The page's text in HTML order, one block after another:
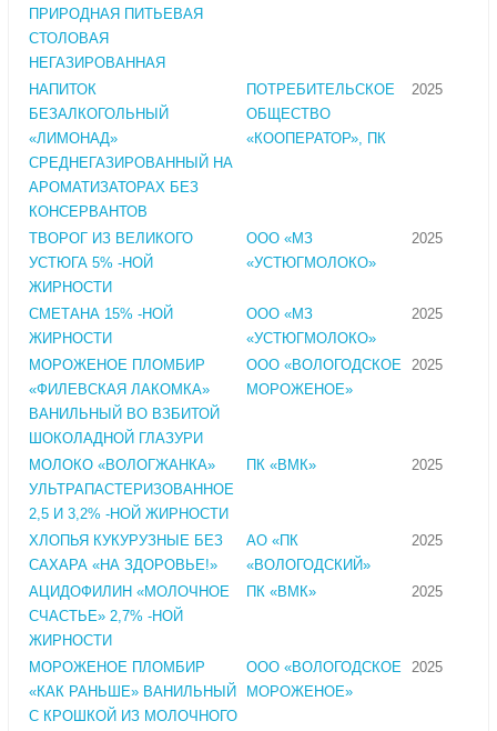
ПРИРОДНАЯ ПИТЬЕВАЯ
СТОЛОВАЯ
НЕГАЗИРОВАННАЯ
НАПИТОК
БЕЗАЛКОГОЛЬНЫЙ
«ЛИМОНАД»
СРЕДНЕГАЗИРОВАННЫЙ НА
АРОМАТИЗАТОРАХ БЕЗ
КОНСЕРВАНТОВ
ПОТРЕБИТЕЛЬСКОЕ
ОБЩЕСТВО
«КООПЕРАТОР», ПК
2025
ТВОРОГ ИЗ ВЕЛИКОГО
УСТЮГА 5% -НОЙ
ЖИРНОСТИ
ООО «МЗ
«УСТЮГМОЛОКО»
2025
СМЕТАНА 15% -НОЙ
ЖИРНОСТИ
ООО «МЗ
«УСТЮГМОЛОКО»
2025
МОРОЖЕНОЕ ПЛОМБИР
«ФИЛЕВСКАЯ ЛАКОМКА»
ВАНИЛЬНЫЙ ВО ВЗБИТОЙ
ШОКОЛАДНОЙ ГЛАЗУРИ
ООО «ВОЛОГОДСКОЕ
МОРОЖЕНОЕ»
2025
МОЛОКО «ВОЛОГЖАНКА»
УЛЬТРАПАСТЕРИЗОВАННОЕ
2,5 И 3,2% -НОЙ ЖИРНОСТИ
ПК «ВМК» 2025
ХЛОПЬЯ КУКУРУЗНЫЕ БЕЗ
САХАРА «НА ЗДОРОВЬЕ!»
АО «ПК
«ВОЛОГОДСКИЙ»
2025
АЦИДОФИЛИН «МОЛОЧНОЕ
СЧАСТЬЕ» 2,7% -НОЙ
ЖИРНОСТИ
ПК «ВМК» 2025
МОРОЖЕНОЕ ПЛОМБИР
«КАК РАНЬШЕ» ВАНИЛЬНЫЙ
С КРОШКОЙ ИЗ МОЛОЧНОГО
ООО «ВОЛОГОДСКОЕ
МОРОЖЕНОЕ»
2025